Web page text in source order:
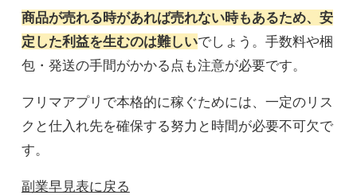
商品が売れる時があれば売れない時もあるため、安
定した利益を生むのは難しいでしょう。手数料や梱
包・発送の手間がかかる点も注意が必要です。
フリマアプリで本格的に稼ぐためには、一定のリス
クと仕入れ先を確保する努力と時間が必要不可欠で
す。
副業早見表に戻る